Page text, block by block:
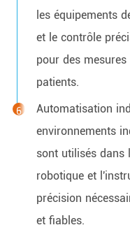
les équipements
et le contrôle
pour des
patients.
Automatisation
environnements
sont utilisés dans
robotique et
précision
et fiables.